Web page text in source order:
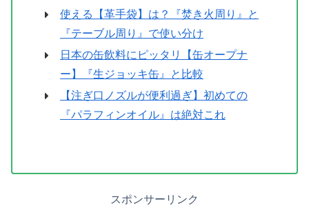
使える【革手袋】は？『焚き火周り』と
『テーブル周り』で使い分け
日本の缶飲料にピッタリ【缶オープナ
ー】『生ジョッキ缶』と比較
【注ぎ口ノズルが便利過ぎ】初めての
『パラフィンオイル』は絶対これ
スポンサーリンク